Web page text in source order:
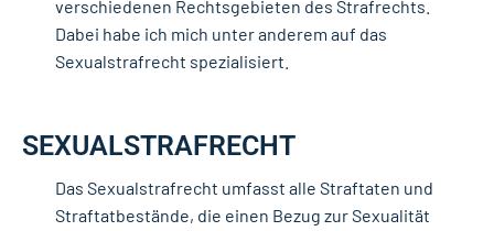
verschiedenen Rechtsgebieten des Strafrechts.
Dabei habe ich mich unter anderem auf das
Sexualstrafrecht spezialisiert.
SEXUALSTRAFRECHT
Das Sexualstrafrecht umfasst alle Straftaten und
Straftatbestände, die einen Bezug zur Sexualität